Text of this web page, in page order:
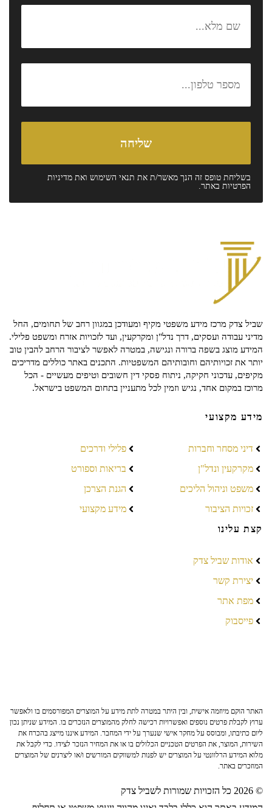
בשליחת טופס זה הנך מאשר/ת את תנאי השימוש ואת מדיניות
הפרטיות באתר.
שביל צדק מרכז מידע משפטי מקיף ומעודכן במגוון רחב של תחומים, החל
מדיני עבודה ועסקים, דרך נדל"ן ומקרקעין, ועד לזכויות אזרח ומשפט פלילי.
המידע מוצג בשפה ברורה ונגישה, במטרה לאפשר לציבור הרחב להבין טוב
יותר את זכויותיהם וחובותיהם המשפטיות. התכנים באתר כוללים מדריכים
מקיפים, עדכוני חקיקה, ניתוח פסקי דין חשובים וטיפים מעשיים - הכל
מרוכז במקום אחד, נגיש וזמין לכל מתעניין בתחום המשפט בישראל.
מידע מקצועי
דיני מסחר וחברות
מקרקעין ונדל"ן
משפט וניהול הליכים
זכויות הציבור
פלילי ודרכים
בריאות וספורט
הגנת הצרכן
מידע מקצועי
קצת עלינו
אודות שביל צדק
יצירת קשר
מפת אתר
פייסבוק
האתר הוקם מיוזמה אישית, ובין היתר במטרה לתת מידע על המוצרים המפורסמים בו ולאפשר
ערוץ לקבלת פרטים נוספים ואפשרויות רכישה לחלק מהמוצרים הנזכרים בו. המידע שניתן נכון
ליום כתיבתו, ומבוסס על מחקר אישי שנערך על ידי המחבר. המידע איננו מייצג בהכרח את
השירות, המוצר, את הפרטים הטכניים הכלולים בו או את המחיר הנזכר לצידו. כדי לקבל את
מלוא המידע הרלוונטי על המוצרים יש לפנות למשווקים המורשים ו/או ליצרנים של המוצרים
המוזכרים באתר.
© 2026 כל הזכויות שמורות לשביל צדק